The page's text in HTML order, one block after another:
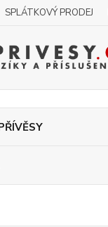
SPLÁTKOVÝ PRODEJ